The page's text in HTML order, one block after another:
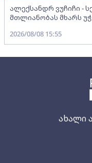
ახალი
ალექსანდრ ვუჩიჩი -
მთლიანობას მხარს
2026/08/08 15:55